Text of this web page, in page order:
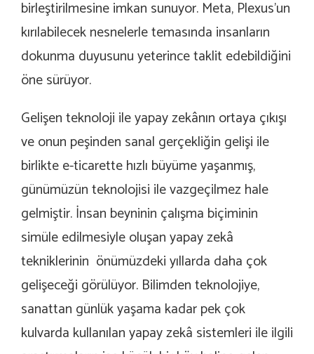
birleştirilmesine imkan sunuyor. Meta, Plexus’un
kırılabilecek nesnelerle temasında insanların
dokunma duyusunu yeterince taklit edebildiğini
öne sürüyor.
Gelişen teknoloji ile yapay zekânın ortaya çıkışı
ve onun peşinden sanal gerçekliğin gelişi ile
birlikte e-ticarette hızlı büyüme yaşanmış,
günümüzün teknolojisi ile vazgeçilmez hale
gelmiştir. İnsan beyninin çalışma biçiminin
simüle edilmesiyle oluşan yapay zekâ
tekniklerinin önümüzdeki yıllarda daha çok
gelişeceği görülüyor. Bilimden teknolojiye,
sanattan günlük yaşama kadar pek çok
kulvarda kullanılan yapay zekâ sistemleri ile ilgili